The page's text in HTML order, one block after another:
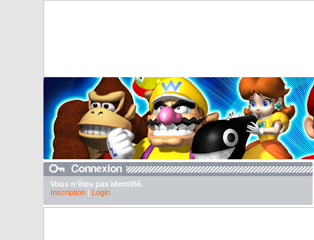
Vous n'êtes pas identifié.
Inscription| Login